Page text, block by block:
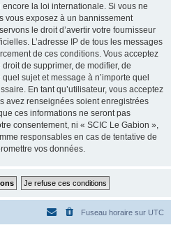
la loi internationale. Si vous ne
vous exposez à un bannissement
le droit d’avertir votre fournisseur
L’adresse IP de tous les messages
de ces conditions. Vous acceptez
de supprimer, de modifier, de
sujet et message à n’importe quel
En tant qu’utilisateur, vous acceptez
avez renseignées soient enregistrées
ces informations ne seront pas
consentement, ni « SCIC Le Gabion »,
responsables en cas de tentative de
vos données.
Fuseau horaire sur UTC